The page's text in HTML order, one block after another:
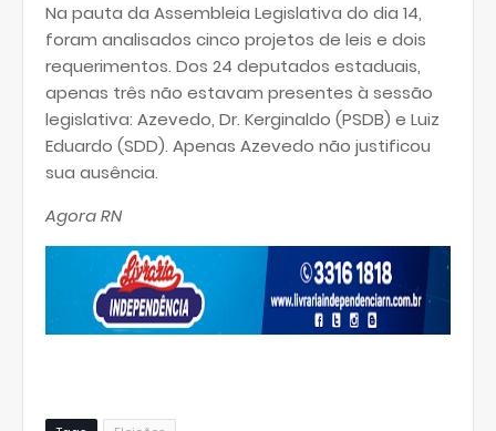
Na pauta da Assembleia Legislativa do dia 14,
foram analisados cinco projetos de leis e dois
requerimentos. Dos 24 deputados estaduais,
apenas três não estavam presentes à sessão
legislativa: Azevedo, Dr. Kerginaldo (PSDB) e Luiz
Eduardo (SDD). Apenas Azevedo não justificou
sua ausência.
Agora RN